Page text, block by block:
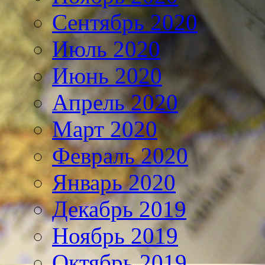
Сентябрь 2020
Июль 2020
Июнь 2020
Апрель 2020
Март 2020
Февраль 2020
Январь 2020
Декабрь 2019
Ноябрь 2019